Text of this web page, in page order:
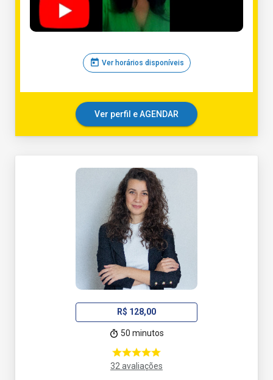
today Ver horários disponíveis
Ver perfil e AGENDAR
R$ 128,00
50 minutos
32 avaliações